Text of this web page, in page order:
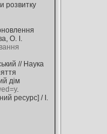
розвитку
О. І.
// Наука
дім
.
ресурс] / І.